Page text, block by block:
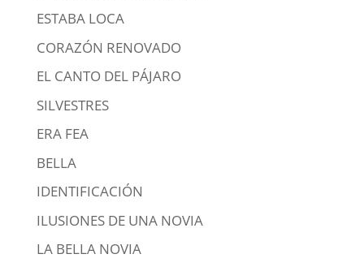
ESTABA LOCA
CORAZÓN RENOVADO
EL CANTO DEL PÁJARO
SILVESTRES
ERA FEA
BELLA
IDENTIFICACIÓN
ILUSIONES DE UNA NOVIA
LA BELLA NOVIA